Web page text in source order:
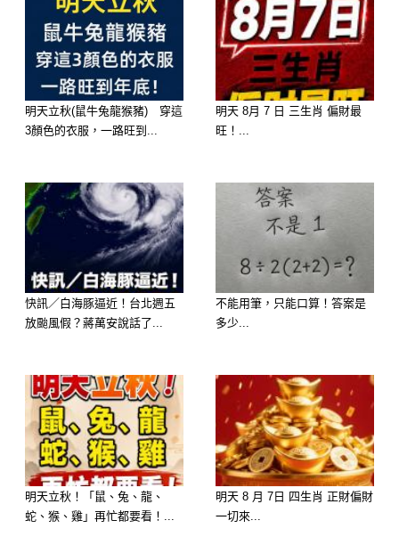
解答:
1. 巧克力 (Chocolate)
你是一個 成熟、穩重、感性 的人。你
追求高品質的生活，懂得享受美好事
物。你內心溫柔，情感豐富，渴望深刻
的連結。你就像巧克力一樣，給人一種
明天立秋(鼠牛兔龍猴豬) 穿這
3顏色的衣服，一路旺到...
明天 8月 7 日 三生肖 偏財最
旺！...
快訊／白海豚逼近！台北週五
放颱風假？蔣萬安說話了...
不能用筆，只能口算！答案是
多少...
明天立秋！「鼠、兔、龍、
蛇、猴、雞」再忙都要看！...
明天 8 月 7日 四生肖 正財偏財
一切來...